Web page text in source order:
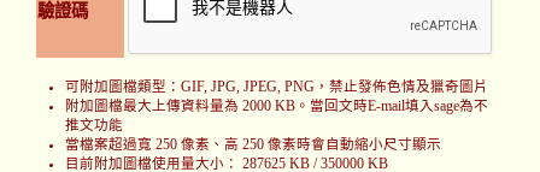
驗證碼
可附加圖檔類型：GIF, JPG, JPEG, PNG，禁止發佈色情及獵奇圖片
附加圖檔最大上傳資料量為 2000 KB。當回文時E-mail填入sage為不
推文功能
當檔案超過寬 250 像素、高 250 像素時會自動縮小尺寸顯示
目前附加圖檔使用量大小： 287625 KB / 350000 KB